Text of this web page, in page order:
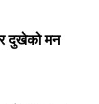
दुखेको मन